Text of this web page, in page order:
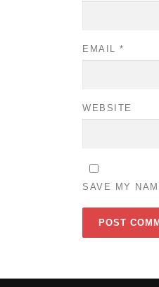
EMAIL *
WEBSITE
SAVE MY